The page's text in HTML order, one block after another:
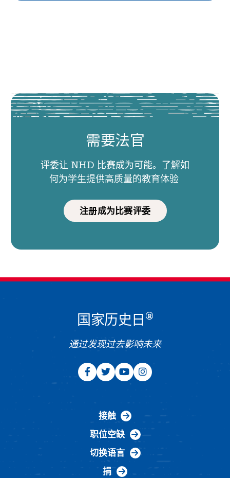
需要法官
评委让 NHD 比赛成为可能。了解如
何为学生提供高质量的教育体验
注册成为比赛评委
国家历史日 ®
通过发现过去影响未来
接触
职位空缺
切换语言
捐